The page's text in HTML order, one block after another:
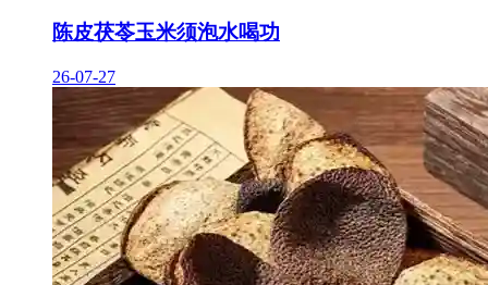
陈皮茯苓玉米须泡水喝功
26-07-27